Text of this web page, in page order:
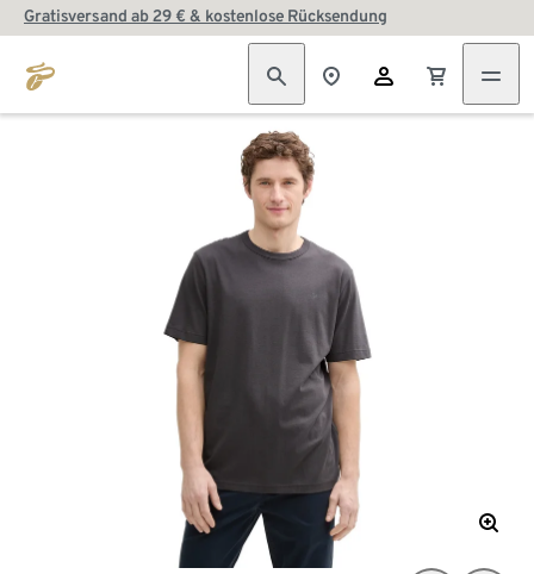
Gratisversand ab 29 € & kostenlose Rücksendung